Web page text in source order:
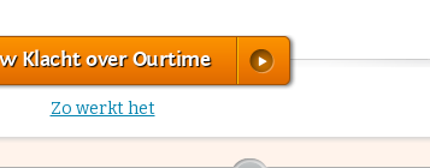
Klacht over Ourtime
Zo werkt het